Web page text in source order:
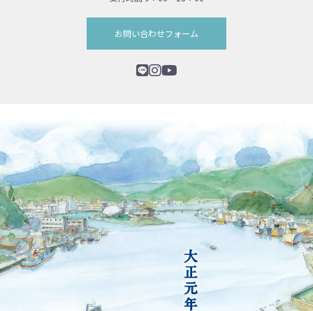
お問い合わせフォーム